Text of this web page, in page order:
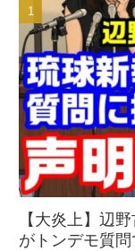
【大炎上】辺
がトンデモ質